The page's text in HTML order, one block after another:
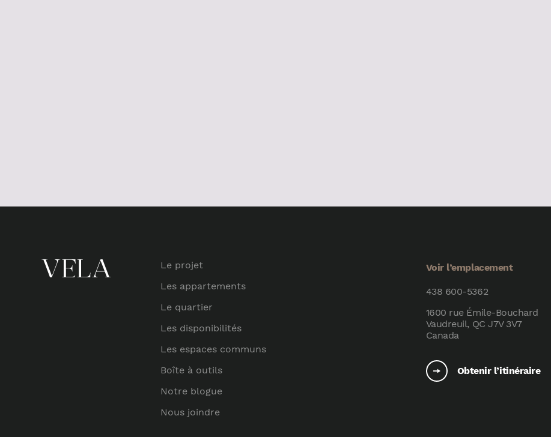
Le projet
Les appartements
Le quartier
Les disponibilités
Les espaces communs
Boîte à outils
Notre blogue
Nous joindre
Voir l’emplacement
438 600-5362
1600 rue Émile-Bouchard
Vaudreuil, QC J7V 3V7
Canada
Obtenir l’itinéraire